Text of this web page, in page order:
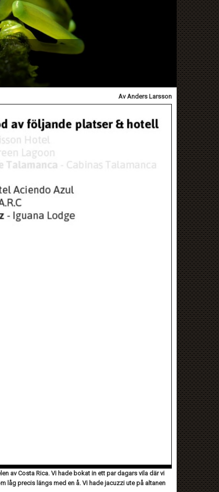
Av Anders Larsson
av Costa Rica. Vi hade bokat in ett par dagars vila där vi
låg precis längs med en å. Vi hade jacuzzi ute på altanen